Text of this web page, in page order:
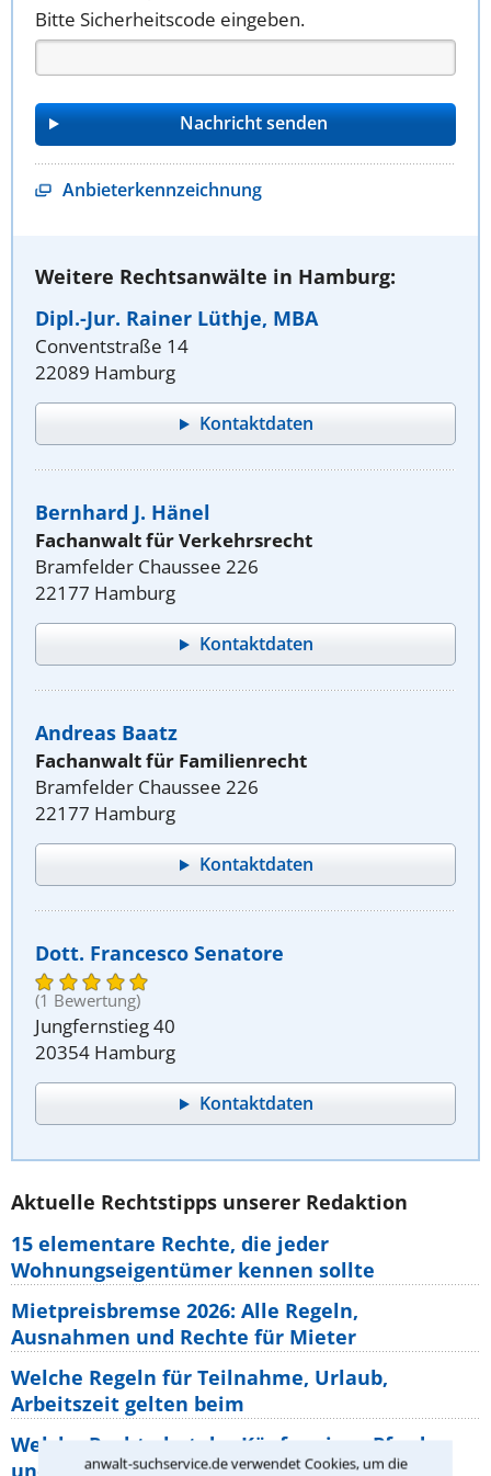
anwalt-suchservice.de verwendet Cookies, um die
Bitte Sicherheitscode eingeben.
Anbieterkennzeichnung
Weitere Rechtsanwälte in Hamburg:
Dipl.-Jur. Rainer Lüthje, MBA
Conventstraße 14
22089 Hamburg
Kontaktdaten
Bernhard J. Hänel
Fachanwalt für Verkehrsrecht
Bramfelder Chaussee 226
22177 Hamburg
Kontaktdaten
Andreas Baatz
Fachanwalt für Familienrecht
Bramfelder Chaussee 226
22177 Hamburg
Kontaktdaten
Dott. Francesco Senatore
(1 Bewertung)
Jungfernstieg 40
20354 Hamburg
Kontaktdaten
Aktuelle Rechtstipps unserer Redaktion
15 elementare Rechte, die jeder
Wohnungseigentümer kennen sollte
Mietpreisbremse 2026: Alle Regeln,
Ausnahmen und Rechte für Mieter
Welche Regeln für Teilnahme, Urlaub,
Arbeitszeit gelten beim
Welche Rechte hat der Käufer eines Pferdes
und wie macht man sie